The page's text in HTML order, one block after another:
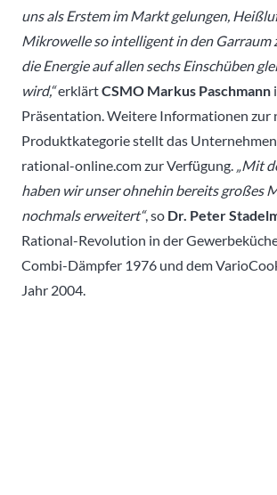
uns als Erstem im Markt gelungen,
Mikrowelle so intelligent in den Garraum
die Energie auf allen sechs Einschüben
wird,“erklärtCSMO Markus Paschmann
Präsentation. Weitere Informationen zur
Produktkategorie stellt das
rational-online.com zur Verfügung. „Mit
haben wir unser ohnehin bereits großes
nochmals erweitert“, so Dr. Peter
Rational-Revolution in der
Combi-Dämpfer 1976 und dem
Jahr 2004.